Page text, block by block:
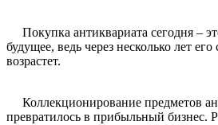
Покупка антиквариата сегодня –
будущее, ведь через несколько лет
возрастет.
Коллекционирование предметов
превратилось в прибыльный бизнес.